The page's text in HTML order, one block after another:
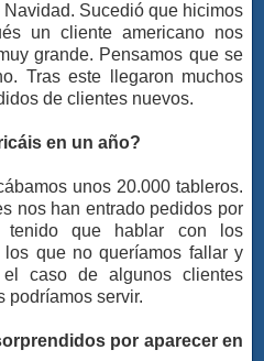
Sucedió que hicimos
un cliente americano nos
grande. Pensamos que se
Tras este llegaron muchos
de clientes nuevos.
en un año?
unos 20.000 tableros.
nos han entrado pedidos por
tenido que hablar con los
que no queríamos fallar y
caso de algunos clientes
podríamos servir.
por aparecer en